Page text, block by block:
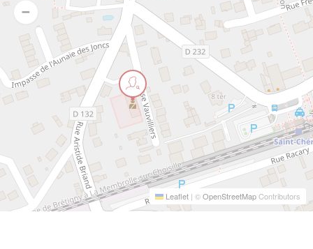
Leaflet | ©OpenStreetMapContributors